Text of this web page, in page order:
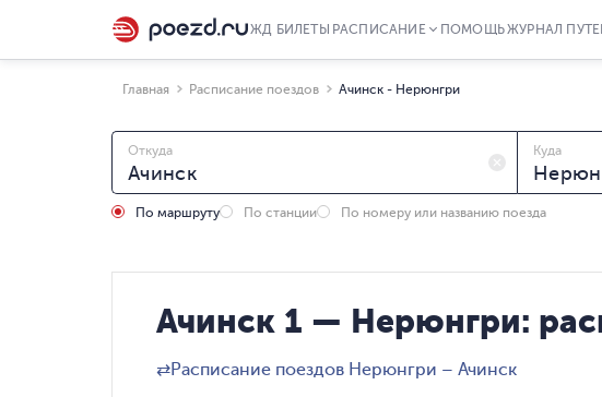
ЖД БИЛЕТЫ РАСПИСАНИЕ ПОМОЩЬЖУРНАЛ
Главная Расписание поездов Ачинск - Нерюнгри
Откуда Куда
По маршруту По станции По номеру или названию поезда
Ачинск 1 — Нерюнгри:
⇄Расписание поездов Нерюнгри – Ачинск